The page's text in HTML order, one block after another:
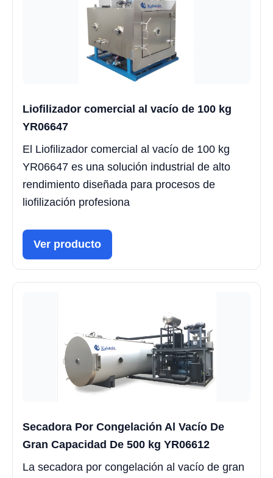
Liofilizador comercial al vacío de 100 kg
YR06647
El Liofilizador comercial al vacío de 100 kg
YR06647 es una solución industrial de alto
rendimiento diseñada para procesos de
liofilización profesiona
Ver producto
Secadora Por Congelación Al Vacío De
Gran Capacidad De 500 kg YR06612
La secadora por congelación al vacío de gran